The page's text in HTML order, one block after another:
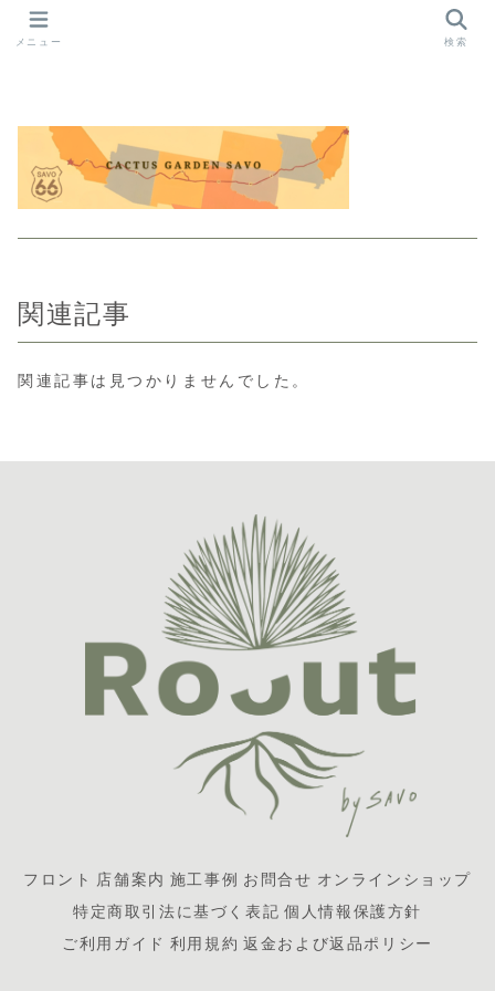
関連記事
関連記事は見つかりませんでした。
フロント 店舗案内 施工事例 お問合せ オンラインショップ
特定商取引法に基づく表記 個人情報保護方針
ご利用ガイド 利用規約 返金および返品ポリシー
メニュー 検索